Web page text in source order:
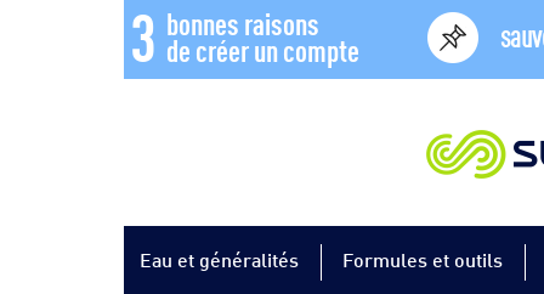
3 bonnes raisons
de créer un compte
Eau et généralités Formules et outils